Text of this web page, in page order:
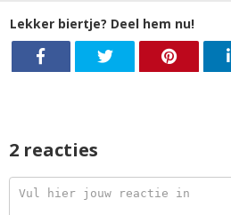
Lekker biertje? Deel hem nu!
2 reacties